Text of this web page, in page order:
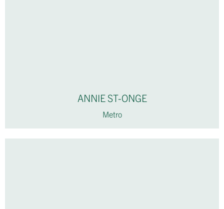
ANNIE ST-ONGE
Metro